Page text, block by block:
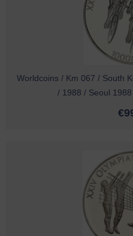
Worldcoins / Km 067 / South
/ 1988 / Seoul
€